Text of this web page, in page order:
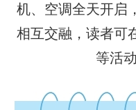
机、空调全天开启
相互交融，读者可
等活